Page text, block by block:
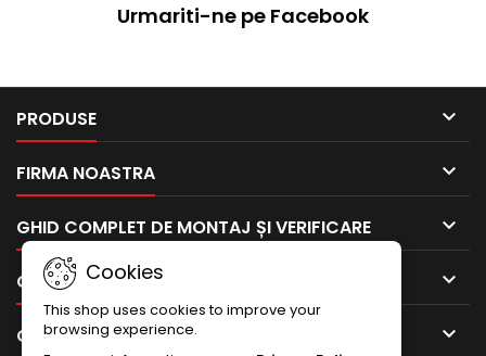
Urmariti-ne pe Facebook
PRODUSE 
FIRMA NOASTRA 
GHID COMPLET DE MONTAJ ȘI VERIFICARE 
CONTUL TAU 
CONTACTEAZA-NE 
Cookies
This shop uses cookies to improve your
browsing experience.